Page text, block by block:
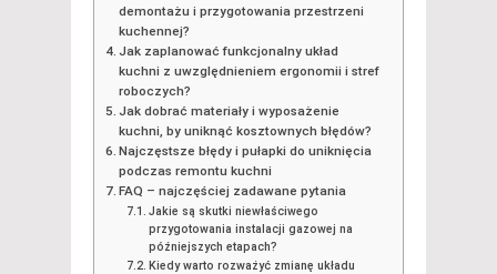
demontażu i przygotowania przestrzeni
kuchennej?
Jak zaplanować funkcjonalny układ
kuchni z uwzględnieniem ergonomii i stref
roboczych?
Jak dobrać materiały i wyposażenie
kuchni, by uniknąć kosztownych błędów?
Najczęstsze błędy i pułapki do uniknięcia
podczas remontu kuchni
FAQ – najczęściej zadawane pytania
Jakie są skutki niewłaściwego
przygotowania instalacji gazowej na
późniejszych etapach?
Kiedy warto rozważyć zmianę układu